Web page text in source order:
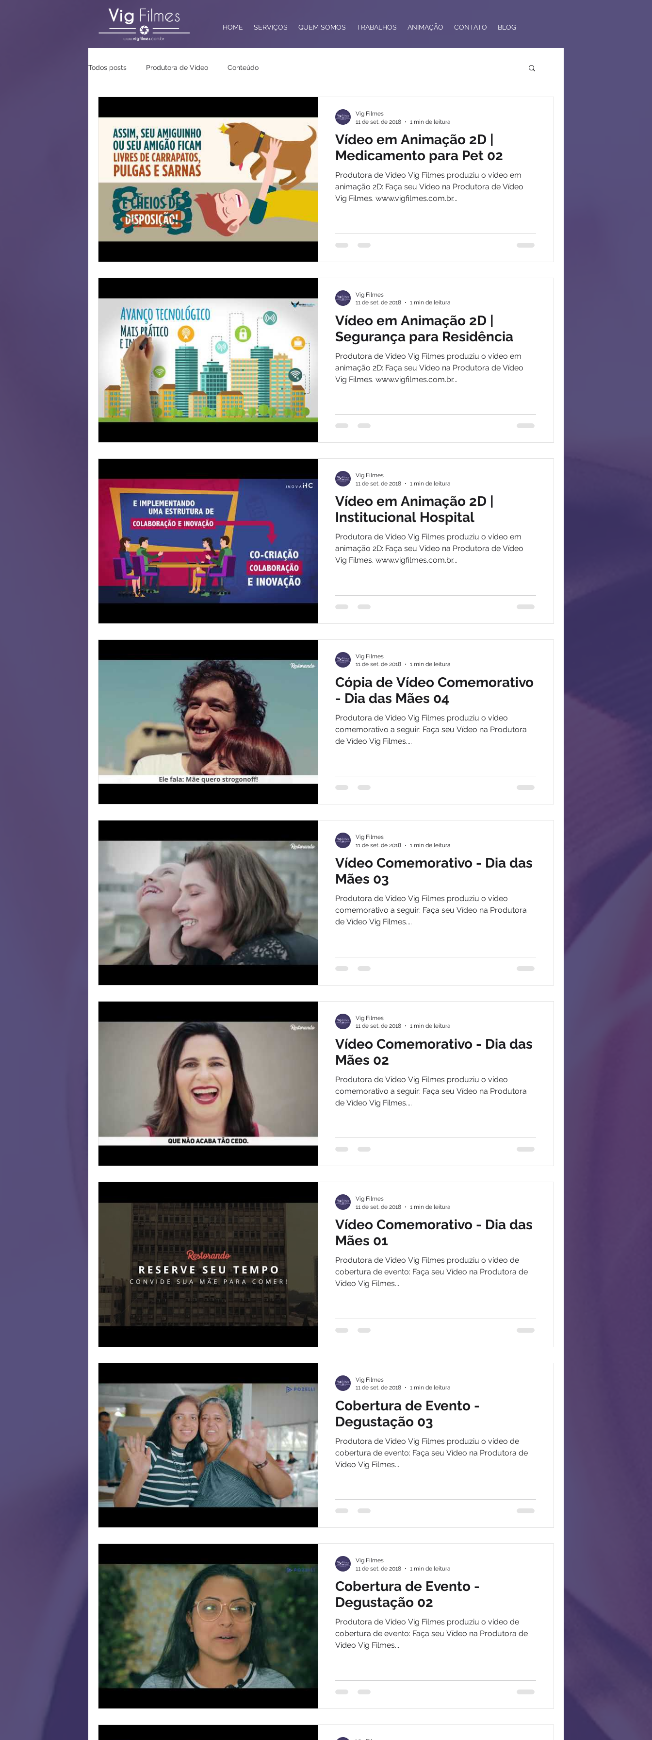
HOME SERVIÇOS QUEM SOMOS TRABALHOS ANIMAÇÃO CONTATO BLOG
Todos posts Produtora de Vídeo Conteúdo
Vídeo em Animação 2D |
Medicamento para Pet 02
Produtora de Vídeo Vig Filmes produziu o vídeo em
animação 2D: Faça seu Vídeo na Produtora de Vídeo
Vig Filmes. www.vigfilmes.com.br...
Vig Filmes
11 de set. de 2018
1 min de leitura
Vídeo em Animação 2D |
Segurança para Residência
Produtora de Vídeo Vig Filmes produziu o vídeo em
animação 2D: Faça seu Vídeo na Produtora de Vídeo
Vig Filmes. www.vigfilmes.com.br...
Vig Filmes
11 de set. de 2018
1 min de leitura
Vídeo em Animação 2D |
Institucional Hospital
Produtora de Vídeo Vig Filmes produziu o vídeo em
animação 2D: Faça seu Vídeo na Produtora de Vídeo
Vig Filmes. www.vigfilmes.com.br...
Vig Filmes
11 de set. de 2018
1 min de leitura
Cópia de Vídeo Comemorativo
- Dia das Mães 04
Produtora de Vídeo Vig Filmes produziu o vídeo
comemorativo a seguir: Faça seu Vídeo na Produtora
de Vídeo Vig Filmes....
Vig Filmes
11 de set. de 2018
1 min de leitura
Vídeo Comemorativo - Dia das
Mães 03
Produtora de Vídeo Vig Filmes produziu o vídeo
comemorativo a seguir: Faça seu Vídeo na Produtora
de Vídeo Vig Filmes....
Vig Filmes
11 de set. de 2018
1 min de leitura
Vídeo Comemorativo - Dia das
Mães 02
Produtora de Vídeo Vig Filmes produziu o vídeo
comemorativo a seguir: Faça seu Vídeo na Produtora
de Vídeo Vig Filmes....
Vig Filmes
11 de set. de 2018
1 min de leitura
Vídeo Comemorativo - Dia das
Mães 01
Produtora de Vídeo Vig Filmes produziu o vídeo de
cobertura de evento: Faça seu Vídeo na Produtora de
Vídeo Vig Filmes....
Vig Filmes
11 de set. de 2018
1 min de leitura
Cobertura de Evento -
Degustação 03
Produtora de Vídeo Vig Filmes produziu o vídeo de
cobertura de evento: Faça seu Vídeo na Produtora de
Vídeo Vig Filmes....
Vig Filmes
11 de set. de 2018
1 min de leitura
Cobertura de Evento -
Degustação 02
Produtora de Vídeo Vig Filmes produziu o vídeo de
cobertura de evento: Faça seu Vídeo na Produtora de
Vídeo Vig Filmes....
Vig Filmes
11 de set. de 2018
1 min de leitura